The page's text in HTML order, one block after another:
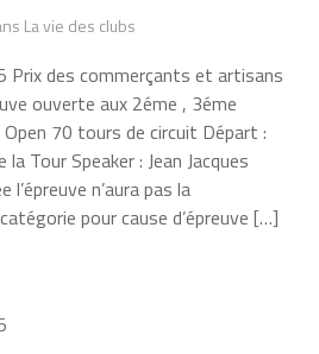
La vie des clubs
Prix des commerçants et artisans
ouverte aux 2éme , 3éme
70 tours de circuit Départ :
Tour Speaker : Jean Jacques
n’aura pas la
pour cause d’épreuve […]